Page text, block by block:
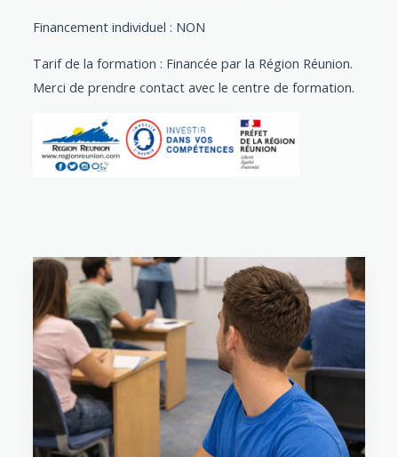
Financement individuel : NON
Tarif de la formation : Financée par la Région Réunion.
Merci de prendre contact avec le centre de formation.